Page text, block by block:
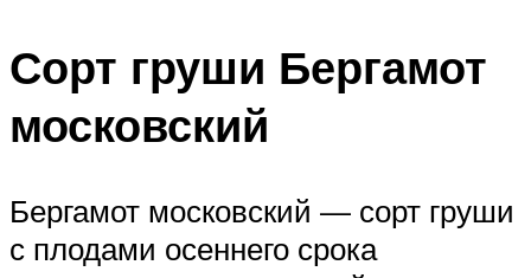
Сорт груши Бергамот
московский
Бергамот московский — сорт груши
с плодами осеннего срока